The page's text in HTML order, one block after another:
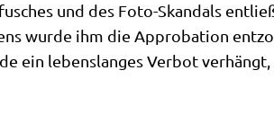
und des Foto-Skan­dals
wur­de ihm die Appro­ba­ti­on
ein lebens­lan­ges Ver­bot